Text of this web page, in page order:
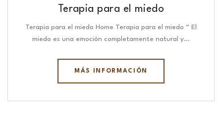
Terapia para el miedo
Terapia para el miedo Home Terapia para el miedo “ El
miedo es una emoción completamente natural y…
MÁS INFORMACIÓN